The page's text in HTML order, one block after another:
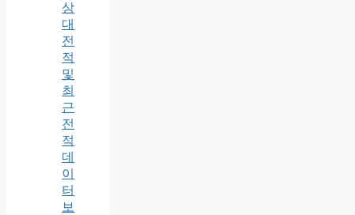
상
대
전
적
및
최
근
전
적
데
이
터
보